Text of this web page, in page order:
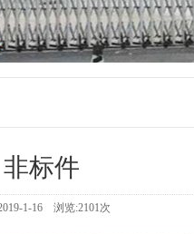
非标件
1-16 浏览:2101次